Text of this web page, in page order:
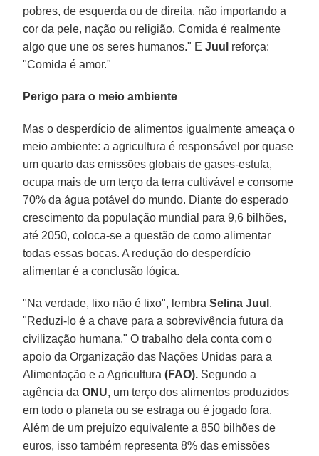
pobres, de esquerda ou de direita, não importando a
cor da pele, nação ou religião. Comida é realmente
algo que une os seres humanos." EJuul reforça:
"Comida é amor."
Perigo para o meio ambiente
Mas o desperdício de alimentos igualmente ameaça o
meio ambiente: a agricultura é responsável por quase
um quarto das emissões globais de gases-estufa,
ocupa mais de um terço da terra cultivável e consome
70% da água potável do mundo. Diante do esperado
crescimento da população mundial para 9,6 bilhões,
até 2050, coloca-se a questão de como alimentar
todas essas bocas. A redução do desperdício
alimentar é a conclusão lógica.
"Na verdade, lixo não é lixo", lembraSelina Juul .
"Reduzi-lo é a chave para a sobrevivência futura da
civilização humana." O trabalho dela conta com o
apoio da Organização das Nações Unidas para a
Alimentação e a Agricultura(FAO). Segundo a
agência daONU, um terço dos alimentos produzidos
em todo o planeta ou se estraga ou é jogado fora.
Além de um prejuízo equivalente a 850 bilhões de
euros, isso também representa 8% das emissões